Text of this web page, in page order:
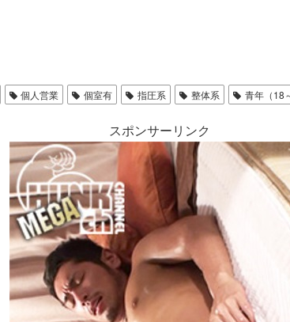
個人営業 個室有 指圧系 整体系 青年（18
スポンサーリンク